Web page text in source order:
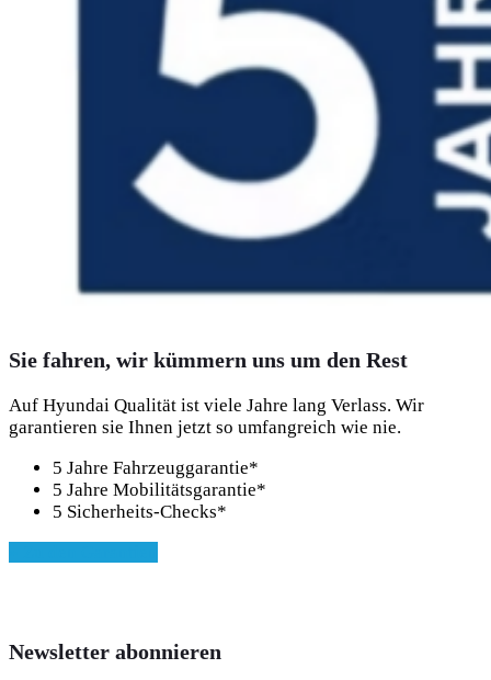
Sie fahren, wir kümmern uns um den Rest
Auf Hyundai Qualität ist viele Jahre lang Verlass. Wir
garantieren sie Ihnen jetzt so umfangreich wie nie.
5 Jahre Fahrzeuggarantie*
5 Jahre Mobilitätsgarantie*
5 Sicherheits-Checks*
Newsletter abonnieren